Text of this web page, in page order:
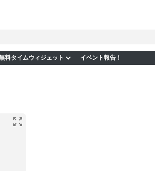
料タイムウィジェット イベント報告！